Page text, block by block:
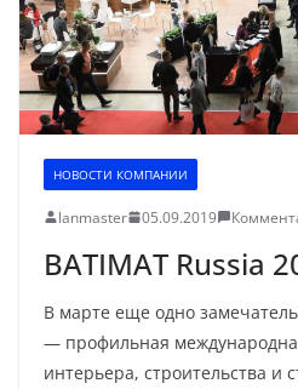
НОВОСТИ КОМПАНИИ
lanmaster 05.09.2019
BATIMAT Russia
В марте еще одно
— профильная
интерьера, строительства и